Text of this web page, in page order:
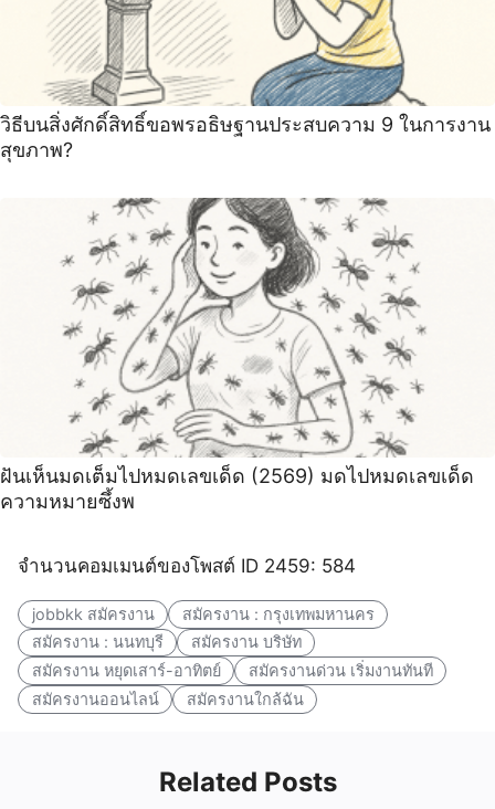
วิธีบนสิ่งศักดิ์สิทธิ์ขอพรอธิษฐานประสบความ 9 ในการงาน
สุขภาพ?
ฝันเห็นมดเต็มไปหมดเลขเด็ด (2569) มดไปหมดเลขเด็ด
ความหมายซึ้งพ
จำนวนคอมเมนต์ของโพสต์ ID 2459: 584
jobbkk สมัครงาน
สมัครงาน : กรุงเทพมหานคร
สมัครงาน : นนทบุรี
สมัครงาน บริษัท
สมัครงาน หยุดเสาร์-อาทิตย์
สมัครงานด่วน เริ่มงานทันที
สมัครงานออนไลน์
สมัครงานใกล้ฉัน
Related Posts